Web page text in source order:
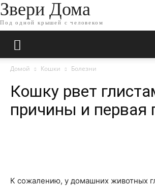
Звери Дома
Под одной крышей с человеком
Домой Кошки Болезни
Кошку рвет
причины и
К сожалению, у домашних животных